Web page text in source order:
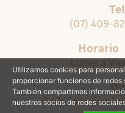
(07) 409-
Horario
Lunes a
Calle los
Utilizamos cookies para
proporcionar funciones de
También compartimos
nuestros socios de redes